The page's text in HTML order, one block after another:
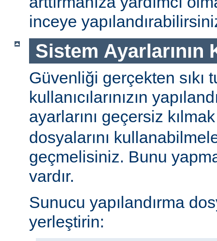
inceye
Sistem Ayarlarının
Güvenliği gerçekten sıkı
kullanıcılarınızın
ayarlarını geçersiz
dosyalarını
geçmelisiniz. Bunu
vardır.
Sunucu yapılandırma
yerleştirin: